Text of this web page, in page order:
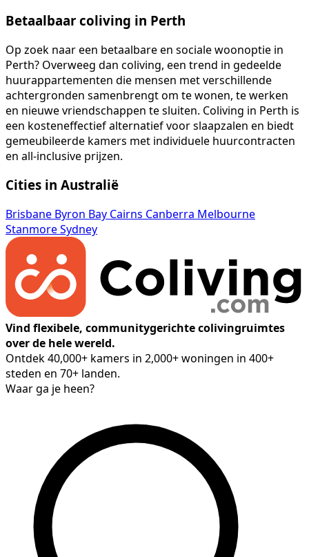
Betaalbaar coliving in Perth
Op zoek naar een betaalbare en sociale woonoptie in
Perth? Overweeg dan coliving, een trend in gedeelde
huurappartementen die mensen met verschillende
achtergronden samenbrengt om te wonen, te werken
en nieuwe vriendschappen te sluiten. Coliving in Perth is
een kosteneffectief alternatief voor slaapzalen en biedt
gemeubileerde kamers met individuele huurcontracten
en all-inclusive prijzen.
Cities in Australië
Brisbane Byron Bay Cairns Canberra Melbourne
StanmoreSydney
Vind flexibele, communitygerichte colivingruimtes
over de hele wereld.
Ontdek 40,000+ kamers in 2,000+ woningen in 400+
steden en 70+ landen.
Waar ga je heen?